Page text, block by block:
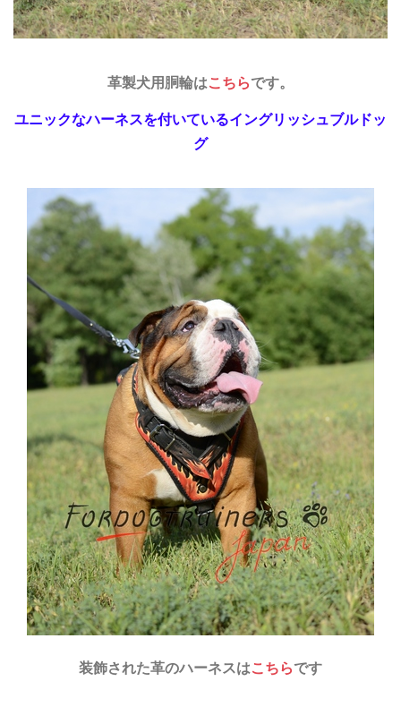
革製犬用胴輪はこちらです。
ユニックなハーネスを付いているイングリッシュブルドッ
グ
装飾された革のハーネスはこちらです